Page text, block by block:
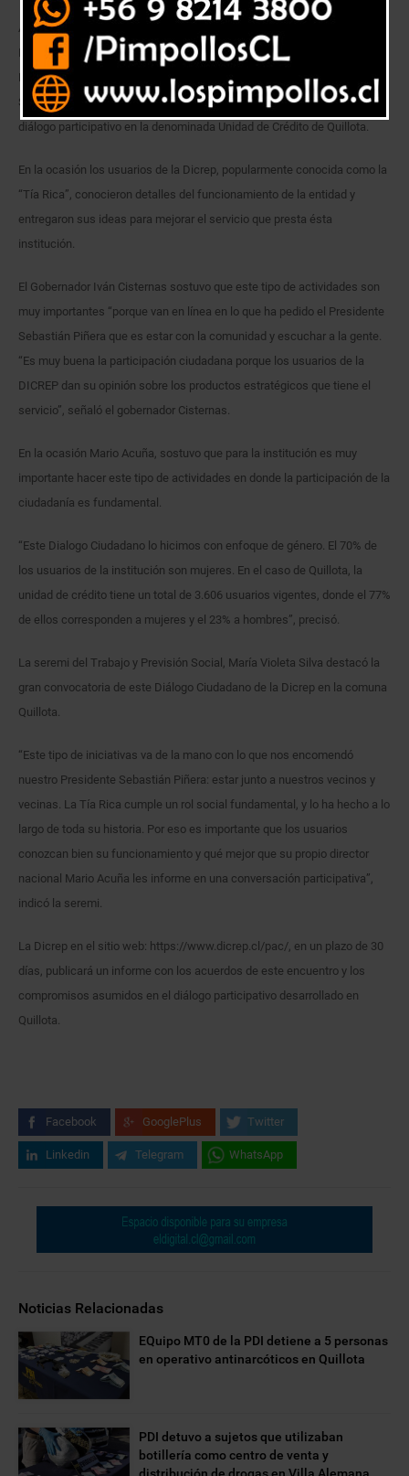
Ante más de 100 personas y con la presencia del Gobernador Provincial
Iván Cisternas, el director general de la Dirección General del Crédito
Prendario (Dicrep), Mario Acuña y la Seremi del Trabajo y Previsión
Social de la Región de Valparaíso, María Violeta Silva, se realizó un
diálogo participativo en la denominada Unidad de Crédito de Quillota.
En la ocasión los usuarios de la Dicrep, popularmente conocida como la
“Tía Rica”, conocieron detalles del funcionamiento de la entidad y
entregaron sus ideas para mejorar el servicio que presta ésta
institución.
El Gobernador Iván Cisternas sostuvo que este tipo de actividades son
muy importantes “porque van en línea en lo que ha pedido el Presidente
Sebastián Piñera que es estar con la comunidad y escuchar a la gente.
“Es muy buena la participación ciudadana porque los usuarios de la
DICREP dan su opinión sobre los productos estratégicos que tiene el
servicio”, señaló el gobernador Cisternas.
En la ocasión Mario Acuña, sostuvo que para la institución es muy
importante hacer este tipo de actividades en donde la participación de la
ciudadanía es fundamental.
“Este Dialogo Ciudadano lo hicimos con enfoque de género. El 70% de
los usuarios de la institución son mujeres. En el caso de Quillota, la
unidad de crédito tiene un total de 3.606 usuarios vigentes, donde el 77%
de ellos corresponden a mujeres y el 23% a hombres”, precisó.
La seremi del Trabajo y Previsión Social, María Violeta Silva destacó la
gran convocatoria de este Diálogo Ciudadano de la Dicrep en la comuna
Quillota.
“Este tipo de iniciativas va de la mano con lo que nos encomendó
nuestro Presidente Sebastián Piñera: estar junto a nuestros vecinos y
vecinas. La Tía Rica cumple un rol social fundamental, y lo ha hecho a lo
largo de toda su historia. Por eso es importante que los usuarios
conozcan bien su funcionamiento y qué mejor que su propio director
nacional Mario Acuña les informe en una conversación participativa”,
indicó la seremi.
La Dicrep en el sitio web: https://www.dicrep.cl/pac/, en un plazo de 30
días, publicará un informe con los acuerdos de este encuentro y los
compromisos asumidos en el diálogo participativo desarrollado en
Quillota.
Facebook GooglePlus Twitter
Linkedin Telegram WhatsApp
Noticias Relacionadas
EQuipo MT0 de la PDI detiene a 5 personas
en operativo antinarcóticos en Quillota
PDI detuvo a sujetos que utilizaban
botillería como centro de venta y
distribución de drogas en Villa Alemana